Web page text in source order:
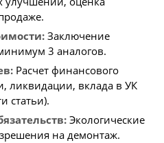
Заключение
3 аналогов.
Расчет финансового
ликвидации, вклада в УК
статьи).
Экологические
на демонтаж.